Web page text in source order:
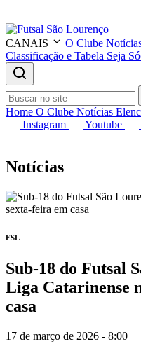
CANAIS O Clube
Classificação e Tabela Seja
Home O Clube Notícias
Instagram
Youtube
Notícias
FSL
Sub-18 do Futsal
Liga Catarinense
casa
17 de março de 2026 - 8:00